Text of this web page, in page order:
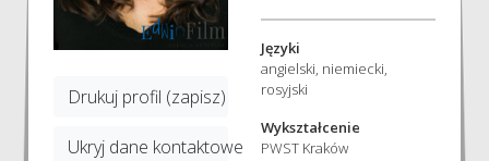
Drukuj profil (zapisz)
Ukryj dane kontaktowe
Języki
angielski, niemiecki,
rosyjski
Wykształcenie
PWST Kraków